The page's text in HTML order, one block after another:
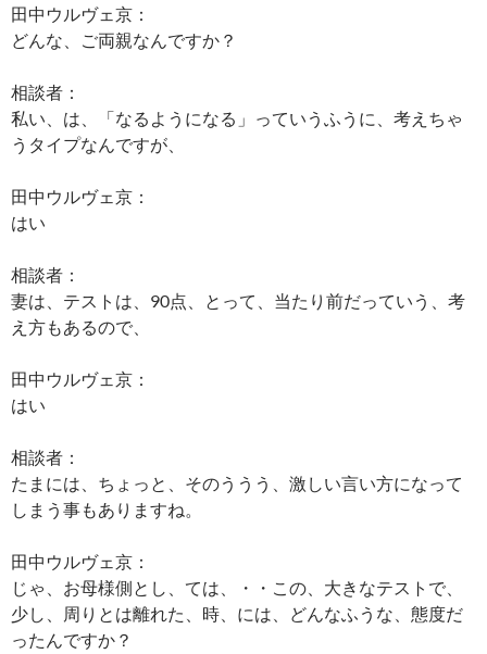
田中ウルヴェ京：
どんな、ご両親なんですか？
相談者：
私い、は、「なるようになる」っていうふうに、考えちゃ
うタイプなんですが、
田中ウルヴェ京：
はい
相談者：
妻は、テストは、90点、とって、当たり前だっていう、考
え方もあるので、
田中ウルヴェ京：
はい
相談者：
たまには、ちょっと、そのううう、激しい言い方になって
しまう事もありますね。
田中ウルヴェ京：
じゃ、お母様側とし、ては、・・この、大きなテストで、
少し、周りとは離れた、時、には、どんなふうな、態度だ
ったんですか？